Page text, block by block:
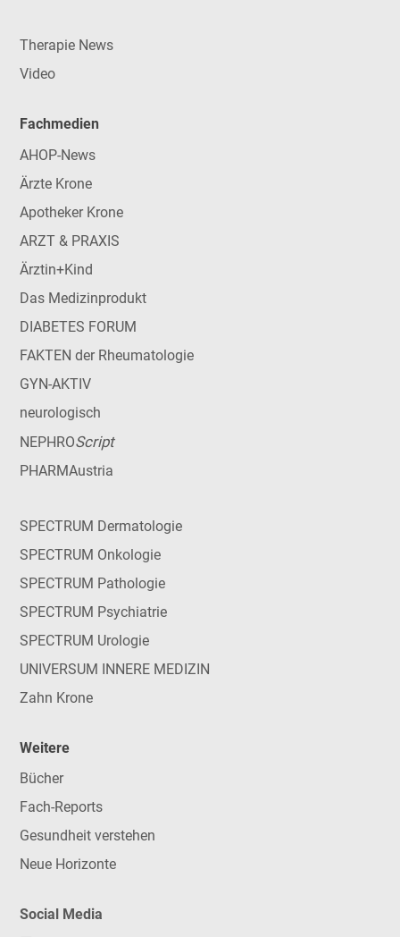
Therapie News
Video
Fachmedien
AHOP-News
Ärzte Krone
Apotheker Krone
ARZT & PRAXIS
Ärztin+Kind
Das Medizinprodukt
DIABETES FORUM
FAKTEN der Rheumatologie
GYN-AKTIV
neurologisch
NEPHROScript
PHARMAustria
SPECTRUM Dermatologie
SPECTRUM Onkologie
SPECTRUM Pathologie
SPECTRUM Psychiatrie
SPECTRUM Urologie
UNIVERSUM INNERE MEDIZIN
Zahn Krone
Weitere
Bücher
Fach-Reports
Gesundheit verstehen
Neue Horizonte
Social Media